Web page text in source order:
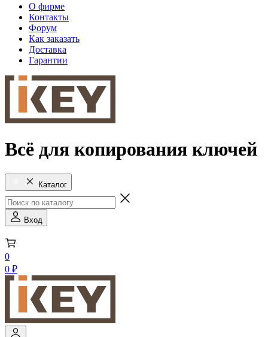
О фирме
Контакты
Форум
Как заказать
Доставка
Гарантии
Всё для копирования ключей
Каталог
Вход
0
0 ₽